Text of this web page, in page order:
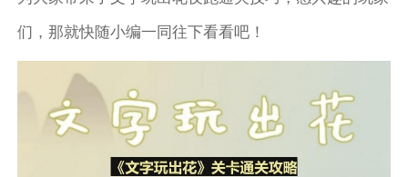
们，那就快随小编一同往下看看吧！